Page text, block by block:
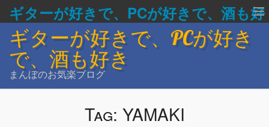
ギターが好きで、PCが好きで、酒も好
き
ギターが好きで、PCが好き
で、酒も好き
まんぼのお気楽ブログ
Tag: YAMAKI